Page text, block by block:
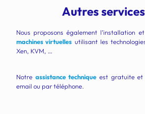
Autres
Nous proposons également l’installation
machines virtuelles utilisant les
Xen, KVM, …
Notre assistance techniqueest gratuite et
email ou par téléphone.